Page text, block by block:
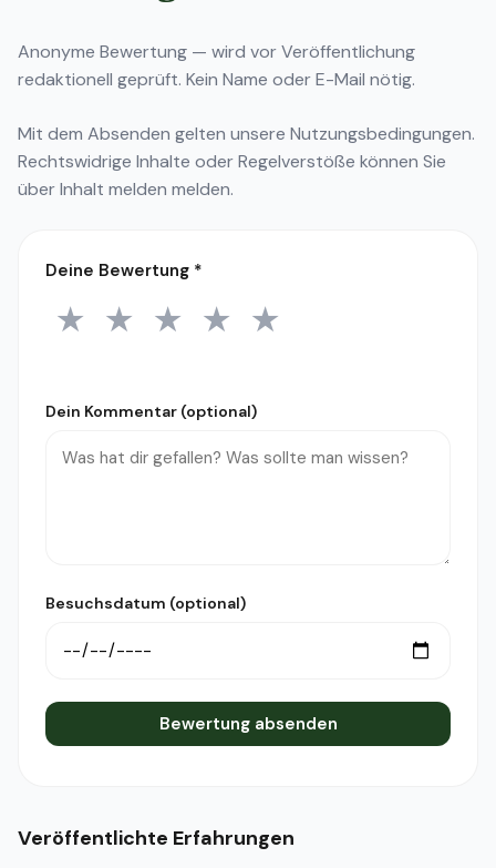
Anonyme Bewertung — wird vor Veröffentlichung
redaktionell geprüft. Kein Name oder E-Mail nötig.
Mit dem Absenden gelten unsere Nutzungsbedingungen.
Rechtswidrige Inhalte oder Regelverstöße können Sie
überInhalt melden melden.
Deine Bewertung *
1 Stern
★ 2 Sterne
★ 3 Sterne
★ 4 Sterne
★ 5 Sterne
★
Dein Kommentar (optional)
Besuchsdatum (optional)
Bewertung absenden
Veröffentlichte Erfahrungen